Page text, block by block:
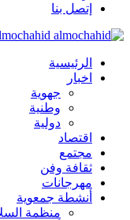
إتصل بنا
-
الرئيسية
اخبار
جهوية
وطنية
دولية
اقتصاد
مجتمع
ثقافة وفن
مهرجانات
أنشطة جمعوية
منظمة